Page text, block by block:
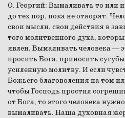
О. Георгий: Вымаливать то или
до тех пор, пока не отворят.
свои мысли, свои действия в
того молитвенного духа,
явлен. Вымаливать человека —
просить Бога, приносить
усиленную молитву. И если
Божьего благоволения на том
чтобы Господь простил
от Бога, то этого человека
вымаливать. Наша духовная